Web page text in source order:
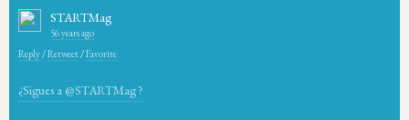
STARTMag
56 years ago
Reply /Retweet /Favorite
¿Sigues a @STARTMag ?